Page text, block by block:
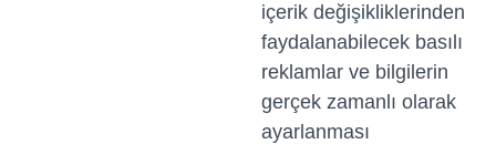
içerik değişikliklerinden
faydalanabilecek basılı
reklamlar ve bilgilerin
gerçek zamanlı olarak
ayarlanması